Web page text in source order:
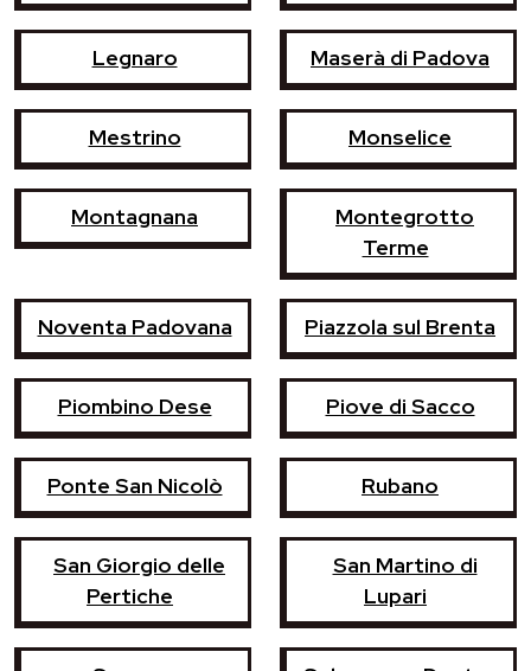
Legnaro Maserà di Padova
Mestrino Monselice
Montagnana
Montegrotto
Terme
Noventa Padovana Piazzola sul Brenta
Piombino Dese Piove di Sacco
Ponte San Nicolò Rubano
San Giorgio delle
Pertiche
San Martino di
Lupari